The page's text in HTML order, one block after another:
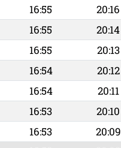
16:55 20:16
16:55 20:14
16:55 20:13
16:54 20:12
16:54 20:11
16:53 20:10
16:53 20:09